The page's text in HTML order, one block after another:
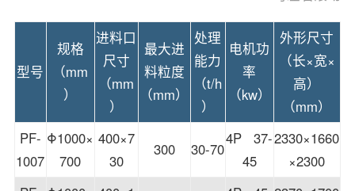
型号
规格
（mm
）
进料口
尺寸
（mm
）
最大进
料粒度
（mm）
处理
能力
（t/h
）
电机功
率
（kw）
外形尺寸
（长×宽×
高）
（mm）
PF-
1007
Φ1000×
700
400×7
30
300 30-70
4P 37-
45
2330×1660
×2300